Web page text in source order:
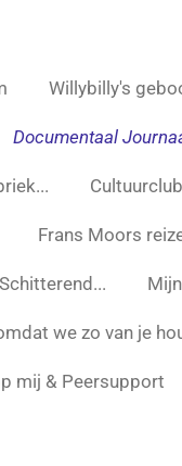
Willybilly's
Documentaal
Cultuurclub
Frans Moors
we zo van je
mij & Peersupport